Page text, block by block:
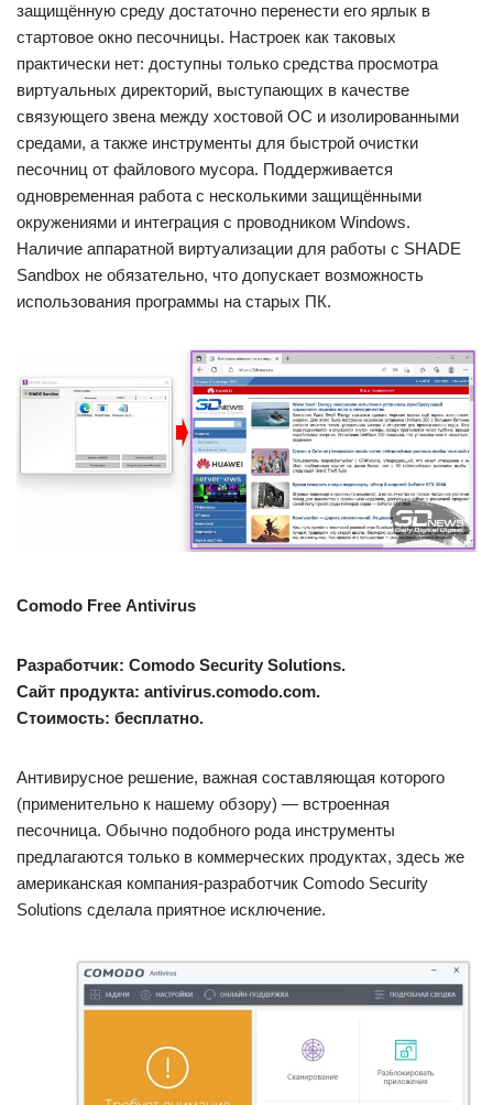
защищённую среду достаточно перенести его ярлык в
стартовое окно песочницы. Настроек как таковых
практически нет: доступны только средства просмотра
виртуальных директорий, выступающих в качестве
связующего звена между хостовой ОС и изолированными
средами, а также инструменты для быстрой очистки
песочниц от файлового мусора. Поддерживается
одновременная работа с несколькими защищёнными
окружениями и интеграция с проводником Windows.
Наличие аппаратной виртуализации для работы с SHADE
Sandbox не обязательно, что допускает возможность
использования программы на старых ПК.
Comodo Free Antivirus
Разработчик: Comodo Security Solutions.
Сайт продукта: antivirus.comodo.com.
Стоимость: бесплатно.
Антивирусное решение, важная составляющая которого
(применительно к нашему обзору) — встроенная
песочница. Обычно подобного рода инструменты
предлагаются только в коммерческих продуктах, здесь же
американская компания-разработчик Comodo Security
Solutions сделала приятное исключение.